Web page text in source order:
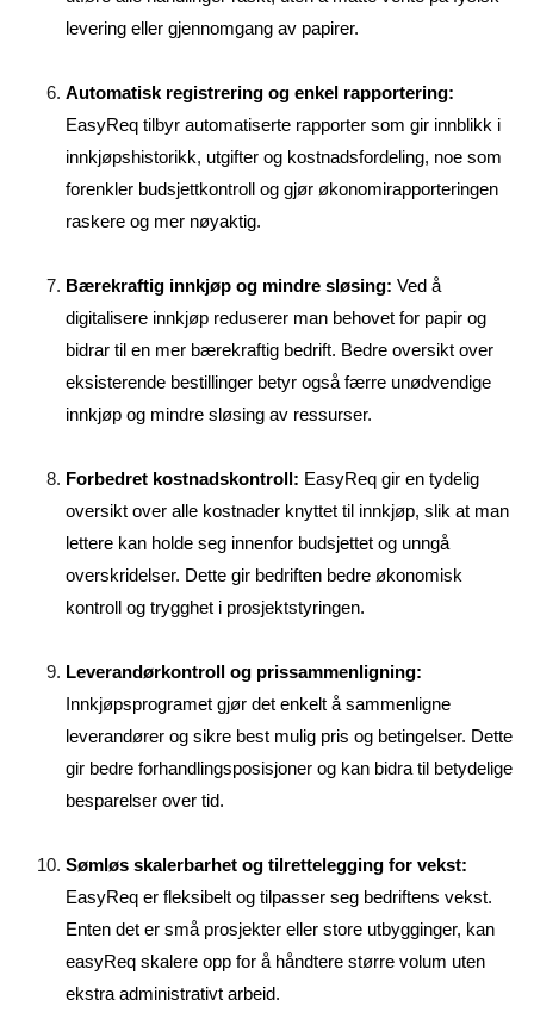
levering eller gjennomgang av papirer.
Automatisk registrering og enkel rapportering:
EasyReq tilbyr automatiserte rapporter som gir innblikk i
innkjøpshistorikk, utgifter og kostnadsfordeling, noe som
forenkler budsjettkontroll og gjør økonomirapporteringen
raskere og mer nøyaktig.
Bærekraftig innkjøp og mindre sløsing: Ved å
digitalisere innkjøp reduserer man behovet for papir og
bidrar til en mer bærekraftig bedrift. Bedre oversikt over
eksisterende bestillinger betyr også færre unødvendige
innkjøp og mindre sløsing av ressurser.
Forbedret kostnadskontroll: EasyReq gir en tydelig
oversikt over alle kostnader knyttet til innkjøp, slik at man
lettere kan holde seg innenfor budsjettet og unngå
overskridelser. Dette gir bedriften bedre økonomisk
kontroll og trygghet i prosjektstyringen.
Leverandørkontroll og prissammenligning:
Innkjøpsprogramet gjør det enkelt å sammenligne
leverandører og sikre best mulig pris og betingelser. Dette
gir bedre forhandlingsposisjoner og kan bidra til betydelige
besparelser over tid.
Sømløs skalerbarhet og tilrettelegging for vekst:
EasyReq er fleksibelt og tilpasser seg bedriftens vekst.
Enten det er små prosjekter eller store utbygginger, kan
easyReq skalere opp for å håndtere større volum uten
ekstra administrativt arbeid.